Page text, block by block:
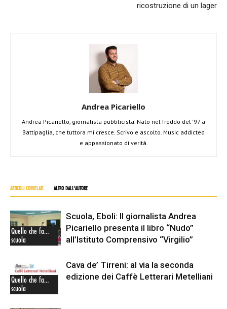
ricostruzione di un lager
Andrea Picariello
Andrea Picariello, giornalista pubblicista. Nato nel freddo del '97 a
Battipaglia, che tuttora mi cresce. Scrivo e ascolto. Music addicted
e appassionato di verità.
ARTICOLI CORRELATI ALTRO DALL'AUTORE
Quello che fa…
scuola
Scuola, Eboli: Il giornalista Andrea
Picariello presenta il libro “Nudo”
all’Istituto Comprensivo “Virgilio”
Quello che fa…
scuola
Cava de’ Tirreni: al via la seconda
edizione dei Caffè Letterari Metelliani